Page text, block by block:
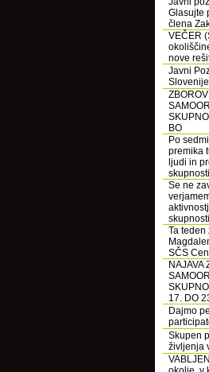
Glasujte
člena
VEČER
nove
Javni
Slovenije
ZBOROV
BO
Po
premika
ljudi in
skupnosti
Se ne
Ta teden
SČS
NAJAVA
17. DO
Dajmo
Skupen
življenja